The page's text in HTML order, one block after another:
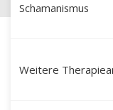
Schamanismus
Weitere